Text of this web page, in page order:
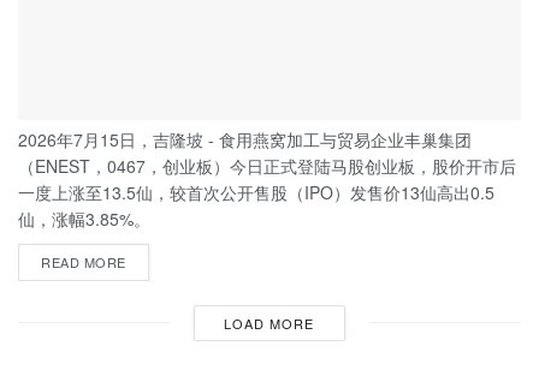
2026年7月15日，吉隆坡 - 食用燕窝加工与贸易企业丰巢集团
（ENEST，0467，创业板）今日正式登陆马股创业板，股价开市后
一度上涨至13.5仙，较首次公开售股（IPO）发售价13仙高出0.5
仙，涨幅3.85%。
READ MORE
LOAD MORE